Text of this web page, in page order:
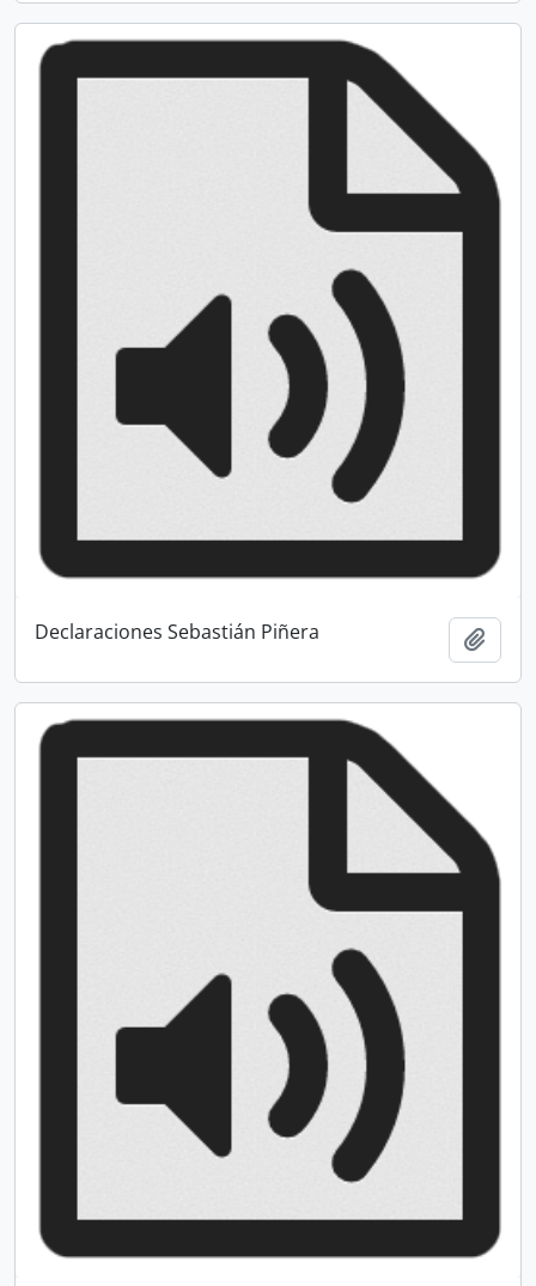
Declaraciones Sebastián Piñera